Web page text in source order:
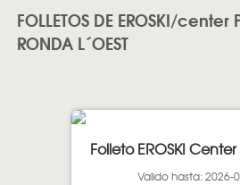
FOLLETOS DE EROSKI/center
RONDA L´OEST
Folleto EROSKI
Valido hasta: 2026-